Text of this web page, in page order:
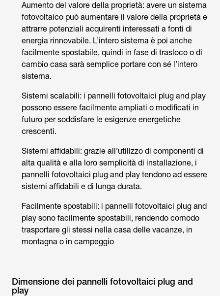
Aumento del valore della proprietà: avere un sistema
fotovoltaico può aumentare il valore della proprietà e
attrarre potenziali acquirenti interessati a fonti di
energia rinnovabile. L’intero sistema è poi anche
facilmente spostabile, quindi in fase di trasloco o di
cambio casa sarà semplice portare con sé l’intero
sistema.
Sistemi scalabili: i pannelli fotovoltaici plug and play
possono essere facilmente ampliati o modificati in
futuro per soddisfare le esigenze energetiche
crescenti.
Sistemi affidabili: grazie all’utilizzo di componenti di
alta qualità e alla loro semplicità di installazione, i
pannelli fotovoltaici plug and play tendono ad essere
sistemi affidabili e di lunga durata.
Facilmente spostabili: i pannelli fotovoltaici plug and
play sono facilmente spostabili, rendendo comodo
trasportare gli stessi nella casa delle vacanze, in
montagna o in campeggio
Dimensione dei pannelli fotovoltaici plug and
play